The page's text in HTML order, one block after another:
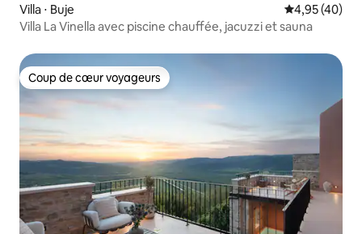
Villa ⋅ Buje Évaluation
4,95 (40)
Villa La Vinella avec piscine chauffée, jacuzzi et sauna
Coup de cœur voyageurs
Coup de cœur voyageurs